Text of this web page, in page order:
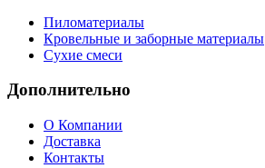
Пиломатериалы
Кровельные и заборные материалы
Сухие смеси
Дополнительно
О Компании
Доставка
Контакты